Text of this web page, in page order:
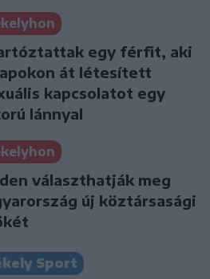
egy férfit, aki
át létesített
kapcsolatot egy
lánnyal
választhatják meg
új köztársasági
Sport